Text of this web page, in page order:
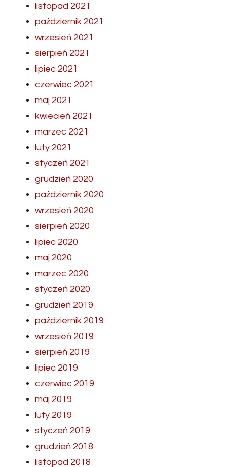
listopad 2021
październik 2021
wrzesień 2021
sierpień 2021
lipiec 2021
czerwiec 2021
maj 2021
kwiecień 2021
marzec 2021
luty 2021
styczeń 2021
grudzień 2020
październik 2020
wrzesień 2020
sierpień 2020
lipiec 2020
maj 2020
marzec 2020
styczeń 2020
grudzień 2019
październik 2019
wrzesień 2019
sierpień 2019
lipiec 2019
czerwiec 2019
maj 2019
luty 2019
styczeń 2019
grudzień 2018
listopad 2018